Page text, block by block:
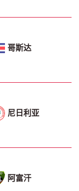
哥斯达
尼日利亚
阿富汗